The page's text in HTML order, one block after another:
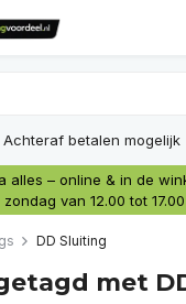
Achteraf betalen mogelijk
alles – online & in de
van 12.00 tot
DD Sluiting
met